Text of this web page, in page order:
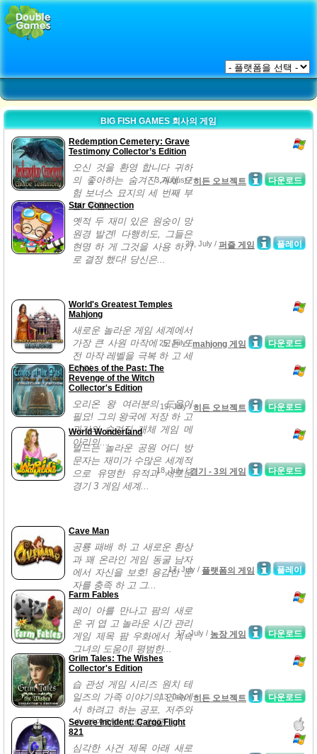
BIG FISH GAMES 회사의 게임
Redemption Cemetery: Grave
Testimony Collector’s Edition
오신 것을 환영 합니다 귀하
의 좋아하는 숨겨진 개체 모
험 보너스 묘지의 세 번째 부
분: 무덤...
다운로드
3, August /히든 오브젝트
Star Connection
옛적 두 재미 있은 원숭이 망
원경 발견! 다행히도, 그들은
현명 하 게 그것을 사용 하기
로 결정 했다! 당신은...
플레이
29, July / 퍼즐 게임
World's Greatest Temples
Mahjong
새로운 놀라운 게임 세계에서
가장 큰 사원 마작에 모든 도
전 마작 레벨을 극복 하 고 세
계의...
다운로드
25, July /mahjong 게임
Echoes of the Past: The
Revenge of the Witch
Collector's Edition
오리온 왕 여러분의 도움이
필요! 그의 왕국에 저장 하 고
과거의 숨겨진 개체 게임 메
아리의...
다운로드
19, July /히든 오브젝트
World Wonderland
빌드는 놀라운 공원 어디 방
문자는 재미가 수많은 세계적
으로 유명한 유적과 새로운
경기 3 게임 세계...
다운로드
18, July /경기 - 3의 게임
Cave Man
공룡 패배 하 고 새로운 환상
과 꽤 온라인 게임 동굴 남자
에서 자신을 보호! 용감한 문
자를 충족 하 고 그...
플레이
17, July / 플랫폼의 게임
Farm Fables
레이 아를 만나고 팜의 새로
운 귀 엽 고 놀라운 시간 관리
게임 제목 팜 우화에서 계속
그녀의 도움이! 평범한...
다운로드
17, July / 농장 게임
Grim Tales: The Wishes
Collector's Edition
습 관성 게임 시리즈 원치 테
일즈의 가족 이야기의 연속에
서 하려고 하는 공포, 저주와
초 자연적인 세력 얼굴!...
다운로드
13, July /히든 오브젝트
Severe Incident: Cargo Flight
821
심각한 사건 제목 아래 새로